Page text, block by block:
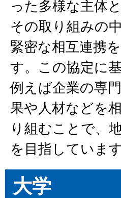
った多様な主体
その取り組みの
緊密な相互連携
す。この協定に
例えば企業の専
果や人材などを
り組むことで、
を目指しています
大学